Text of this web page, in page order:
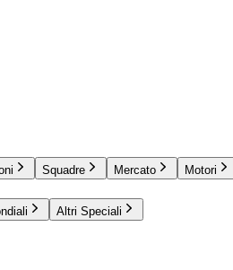
Squadre Mercato Motori
Altri Speciali